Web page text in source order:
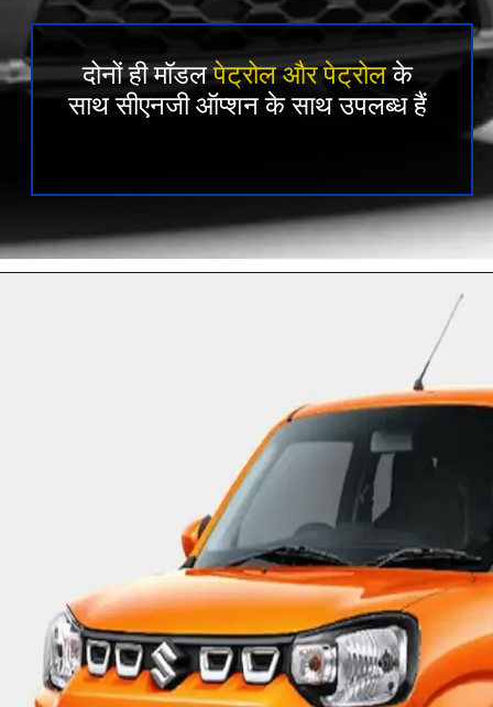
दोनों ही मॉडलपेट्रोल और पेट्रोलके
साथ सीएनजी ऑप्शन के साथ उपलब्ध हैं